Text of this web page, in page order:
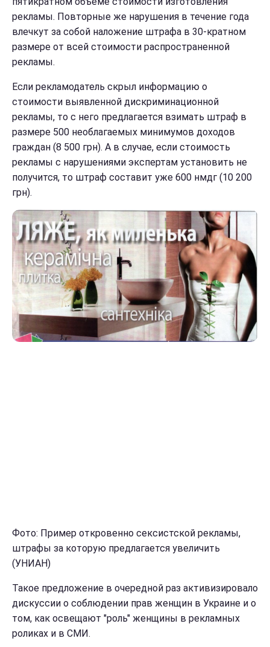
рекламы. Повторные же нарушения в течение года
влечкут за собой наложение штрафа в 30-кратном
размере от всей стоимости распространенной
рекламы.
Если рекламодатель скрыл информацию о
стоимости выявленной дискриминационной
рекламы, то с него предлагается взимать штраф в
размере 500 необлагаемых минимумов доходов
граждан (8 500 грн). А в случае, если стоимость
рекламы с нарушениями экспертам установить не
получится, то штраф составит уже 600 нмдг (10 200
грн).
Фото: Пример откровенно сексистской рекламы,
штрафы за которую предлагается увеличить
(УНИАН)
Такое предложение в очередной раз активизировало
дискуссии о соблюдении прав женщин в Украине и о
том, как освещают "роль" женщины в рекламных
роликах и в СМИ.